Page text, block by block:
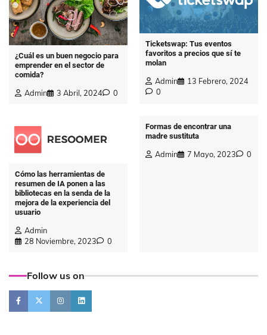
¿Cuál es un buen negocio para
emprender en el sector de
comida?
Admin 3 Abril, 2024 0
Ticketswap: Tus eventos
favoritos a precios que sí te
molan
Admin
13 Febrero, 2024
0
Cómo las herramientas de
resumen de IA ponen a las
bibliotecas en la senda de la
mejora de la experiencia del
usuario
Admin
28 Noviembre, 2023
0
Formas de encontrar una
madre sustituta
Admin 7 Mayo, 2023 0
Follow us on